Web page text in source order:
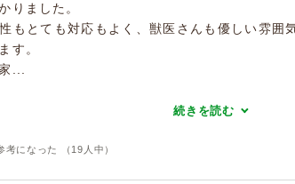
りました。
もとても対応もよく、獣医さんも優しい雰囲
す。
...
続きを読む
考になった （ 19 人中）